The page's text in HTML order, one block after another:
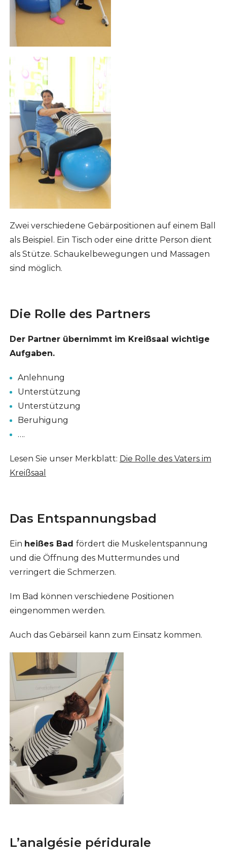
Zwei verschiedene Gebärpositionen auf einem Ball
als Beispiel. Ein Tisch oder eine dritte Person dient
als Stütze. Schaukelbewegungen und Massagen
sind möglich.
Die Rolle des Partners
Der Partner übernimmt im Kreißsaal wichtige
Aufgaben.
Anlehnung
Unterstützung
Unterstützung
Beruhigung
….
Lesen Sie unser Merkblatt: Die Rolle des Vaters im
Kreißsaal
Das Entspannungsbad
Ein heißes Bad fördert die Muskelentspannung
und die Öffnung des Muttermundes und
verringert die Schmerzen.
Im Bad können verschiedene Positionen
eingenommen werden.
Auch das Gebärseil kann zum Einsatz kommen.
L’analgésie péridurale